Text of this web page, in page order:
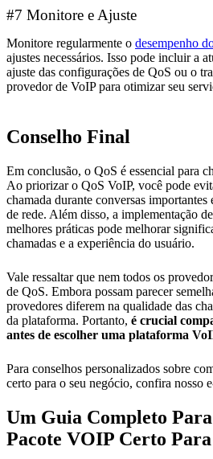
#7 Monitore e Ajuste
Monitore regularmente o desempenho
ajustes necessários. Isso pode incluir a
ajuste das configurações de QoS ou o
provedor de VoIP para otimizar seu
Conselho Final
Em conclusão, o QoS é essencial para
Ao priorizar o QoS VoIP, você pode
chamada durante conversas
de rede. Além disso, a implementação
melhores práticas pode melhorar
chamadas e a experiência do usuário.
Vale ressaltar que nem todos os
de QoS. Embora possam parecer
provedores diferem na qualidade das
da plataforma. Portanto, é crucial
antes de escolher uma plataforma
Para conselhos personalizados sobre
certo para o seu negócio, confira nosso
Um Guia Completo
Pacote VOIP Certo